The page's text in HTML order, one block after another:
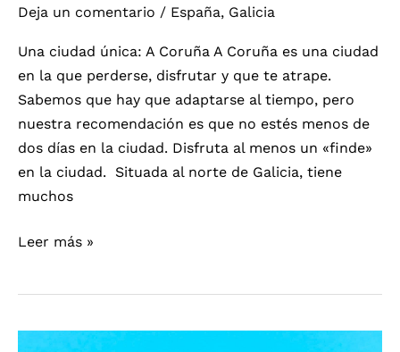
Deja un comentario / España, Galicia
Una ciudad única: A Coruña A Coruña es una ciudad
en la que perderse, disfrutar y que te atrape.
Sabemos que hay que adaptarse al tiempo, pero
nuestra recomendación es que no estés menos de
dos días en la ciudad. Disfruta al menos un «finde»
en la ciudad. Situada al norte de Galicia, tiene
muchos
A
Leer más »